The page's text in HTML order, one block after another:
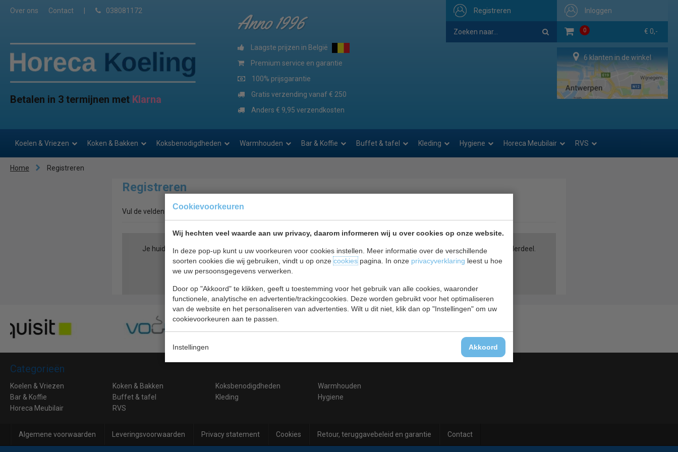
Cookievoorkeuren
Wij hechten veel waarde aan uw privacy, daarom informeren wij u over cookies op onze website.
In deze pop-up kunt u uw voorkeuren voor cookies instellen. Meer informatie over de verschillende
soorten cookies die wij gebruiken, vindt u op onzecookiespagina. In onze privacyverklaring leest u hoe
we uw persoonsgegevens verwerken.
Door op "Akkoord" te klikken, geeft u toestemming voor het gebruik van alle cookies, waaronder
functionele, analytische en advertentie/trackingcookies. Deze worden gebruikt voor het optimaliseren
van de website en het personaliseren van advertenties. Wilt u dit niet, klik dan op "Instellingen" om uw
cookievoorkeuren aan te passen.
Instellingen Akkoord
Over ons Contact 038081172 Inloggen
0 € 0,-
Registreren
Betalen in 3 termijnen met Klarna
Anno 1996
Laagste prijzen in België
Premium service en garantie
100% prijsgarantie
Gratis verzending vanaf € 250
Anders € 9,95 verzendkosten
6 klanten in de winkel
Koelen & Vriezen Koken & Bakken Koksbenodigdheden Warmhouden Bar & Koffie Buffet & tafel Kleding Hygiene Horeca Meubilair RVS
Home Registreren
Registreren
Vul de velden hieronder in om je account te beheren.
Je huidige cookie-instellingen blokkeren dit onderdeel. Pas je cookie-instellingen aan om toegang te krijgen tot dit onderdeel.
Categorieën
Koelen & Vriezen Koken & Bakken Koksbenodigdheden
Warmhouden
Bar & Koffie
Buffet & tafel Kleding
Hygiene
Horeca Meubilair
RVS
Algemene voorwaarden Leveringsvoorwaarden Privacy statement Cookies Retour, teruggavebeleid en garantie Contact